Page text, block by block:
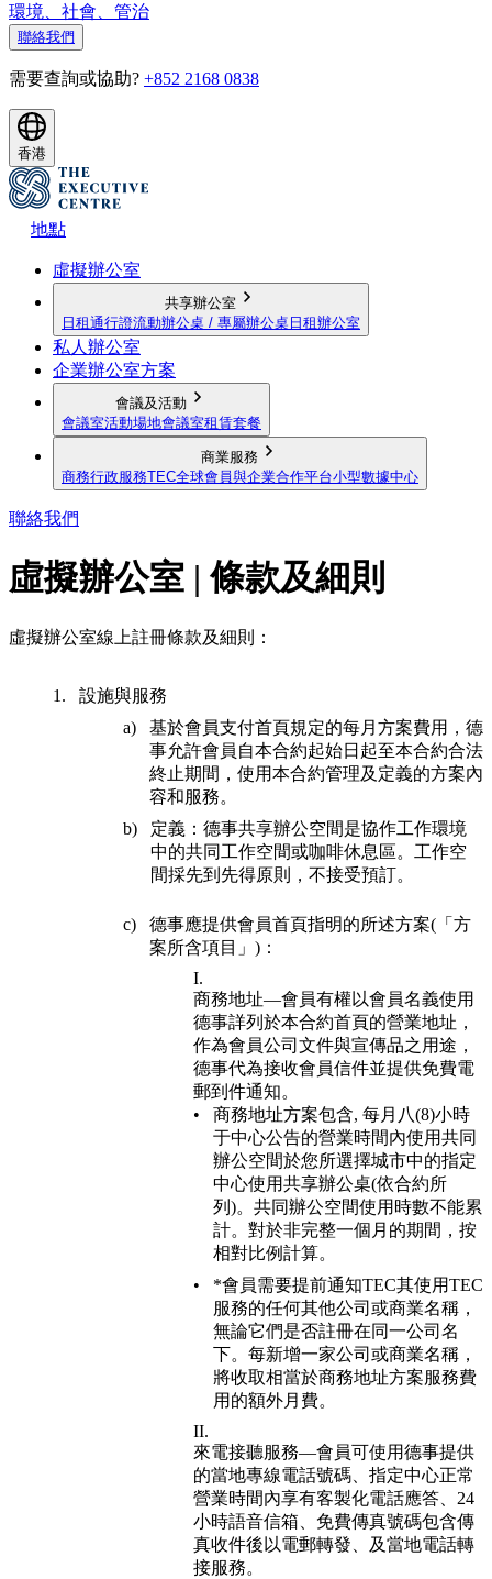
環境、社會、管治
聯絡我們
需要查詢或協助? +852 2168 0838
香港
地點
虛擬辦公室
共享辦公室
日租通行證流動辦公桌 / 專屬辦公桌 日租辦公室
私人辦公室
企業辦公室方案
會議及活動
會議室活動場地會議室租賃套餐
商業服務
商務行政服務TEC全球會員與企業合作平台小型數據中心
聯絡我們
虛擬辦公室 | 條款及細則
虛擬辦公室線上註冊條款及細則：
設施與服務
基於會員支付首頁規定的每月方案費用，德
事允許會員自本合約起始日起至本合約合法
終止期間，使用本合約管理及定義的方案內
容和服務。
定義：德事共享辦公空間是協作工作環境
中的共同工作空間或咖啡休息區。工作空
間採先到先得原則，不接受預訂。
德事應提供會員首頁指明的所述方案(「方
案所含項目」)：
商務地址—會員有權以會員名義使用
德事詳列於本合約首頁的營業地址，
作為會員公司文件與宣傳品之用途，
德事代為接收會員信件並提供免費電
郵到件通知。
商務地址方案包含, 每月八(8)小時
于中心公告的營業時間內使用共同
辦公空間於您所選擇城市中的指定
中心使用共享辦公桌(依合約所
列)。共同辦公空間使用時數不能累
計。對於非完整一個月的期間，按
相對比例計算。
*會員需要提前通知TEC其使用TEC
服務的任何其他公司或商業名稱，
無論它們是否註冊在同一公司名
下。每新增一家公司或商業名稱，
將收取相當於商務地址方案服務費
用的額外月費。
來電接聽服務—會員可使用德事提供
的當地專線電話號碼、指定中心正常
營業時間內享有客製化電話應答、24
小時語音信箱、免費傳真號碼包含傳
真收件後以電郵轉發、及當地電話轉
接服務。